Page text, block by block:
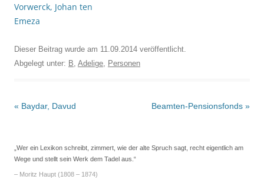
Vorwerck, Johan ten
Emeza
Dieser Beitrag wurde am 11.09.2014 veröffentlicht.
Abgelegt unter: B Adelige Personen
Beitrags-
« Baydar, Davud Beamten-Pensionsfonds »
„Wer ein Lexikon schreibt, zimmert, wie der alte Spruch sagt, recht eigentlich am
Wege und stellt sein Werk dem Tadel aus.“
– Moritz Haupt (1808 – 1874)